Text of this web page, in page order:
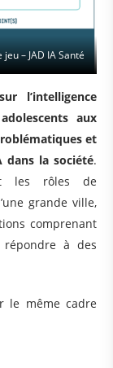
jeu – JAD IA Santé
l’intelligence
aux
et
dans la société.
les rôles de
grande ville,
comprenant
répondre à des
le même cadre